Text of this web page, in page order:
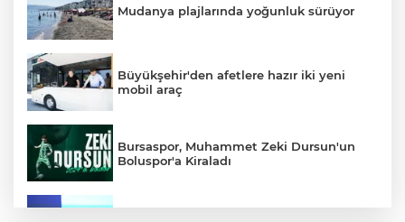
Mudanya plajlarında yoğunluk sürüyor
Büyükşehir'den afetlere hazır iki yeni
mobil araç
Bursaspor, Muhammet Zeki Dursun'un
Boluspor'a Kiraladı